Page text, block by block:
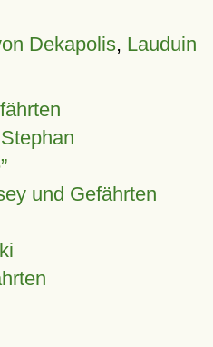
Dekapolis, Lauduin
und Gefährten